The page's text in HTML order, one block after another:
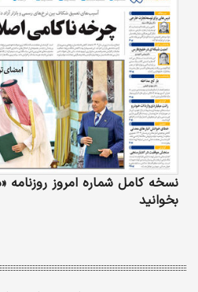
نسخه کامل شماره امروز روزنامه
بخوانید